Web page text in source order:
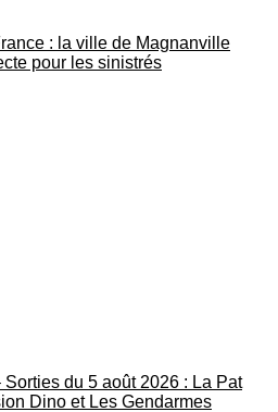
: la ville de Magnanville
pour les sinistrés
du 5 août 2026 : La Pat
Dino et Les Gendarmes